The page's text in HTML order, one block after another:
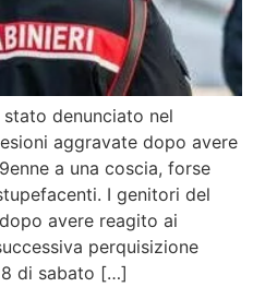
stato denunciato nel
aggravate dopo avere
a una coscia, forse
I genitori del
avere reagito ai
perquisizione
di sabato […]